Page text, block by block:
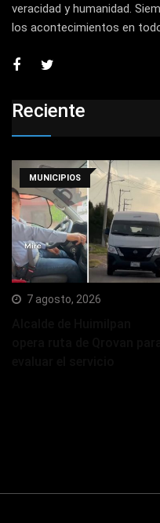
veracidad y humanidad.
los acontecimientos en
Reciente
MUNICIPIOS
7 agosto, 2026